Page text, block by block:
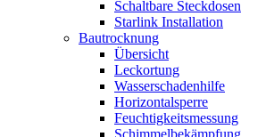
Schaltbare Steckdosen
Starlink Installation
Bautrocknung
Übersicht
Leckortung
Wasserschadenhilfe
Horizontalsperre
Feuchtigkeitsmessung
Schimmelbekämpfung